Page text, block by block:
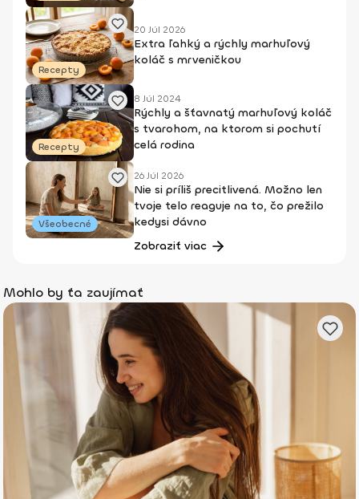
Recepty
20 Júl 2026
Extra ľahký a rýchly marhuľový
koláč s mrveničkou
Recepty
8 Júl 2024
Rýchly a šťavnatý marhuľový koláč
s tvarohom, na ktorom si pochutí
celá rodina
Všeobecné
26 Júl 2026
Nie si príliš precitlivená. Možno len
tvoje telo reaguje na to, čo prežilo
kedysi dávno
Zobraziť viac
Mohlo by ťa zaujímať